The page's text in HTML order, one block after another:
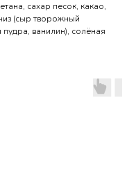
сахар песок, какао,
(сыр творожный
ванилин), солёная